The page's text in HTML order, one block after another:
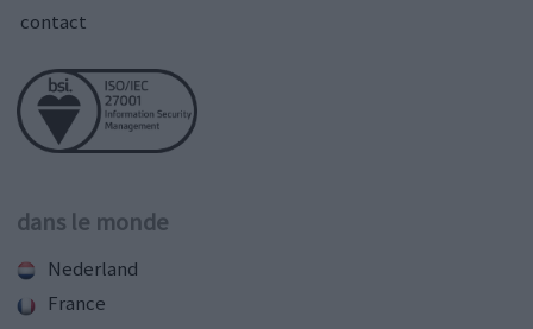
contact
dans le monde
Nederland
France